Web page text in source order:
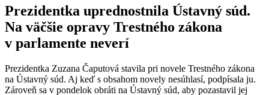
Prezidentka uprednostnila Ústavný súd.
Na väčšie opravy Trestného zákona
v parlamente neverí
Prezidentka Zuzana Čaputová stavila pri novele Trestného zákona
na Ústavný súd. Aj keď s obsahom novely nesúhlasí, podpísala ju.
Zároveň sa v pondelok obráti na Ústavný súd, aby pozastavil jej